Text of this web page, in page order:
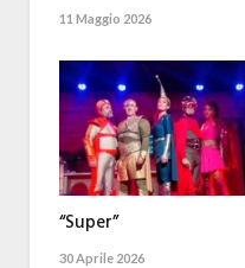
11 Maggio 2026
“Super”
30 Aprile 2026